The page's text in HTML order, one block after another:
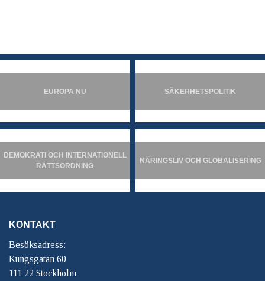
EUROPA NU SÄKERHETSPOLITIK
DEMOKRATI OCH INTERNATIONELL
RÄTTSORDNING
NÄRINGSLIV OCH GLOBALISERING
KONTAKT
Besöksadress:
Kungsgatan 60
111 22 Stockholm